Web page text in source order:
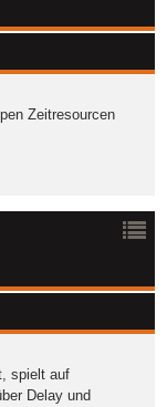
Zeitresourcen
spielt auf
Delay und